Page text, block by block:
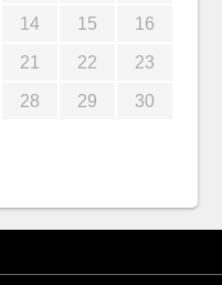
14 15 16
21 22 23
28 29 30